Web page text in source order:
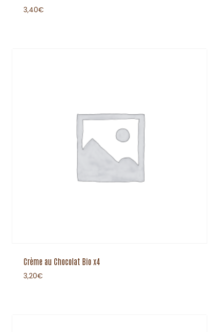
3,40€
Crème au Chocolat Bio x4
3,20€